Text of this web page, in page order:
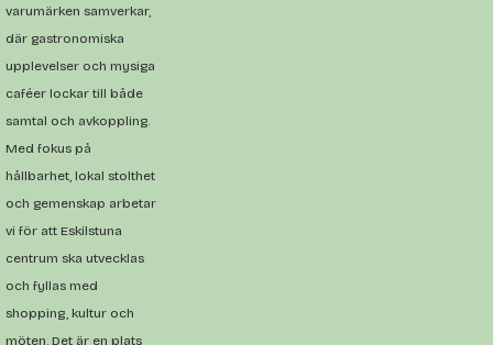
varumärken samverkar,
där gastronomiska
upplevelser och mysiga
caféer lockar till både
samtal och avkoppling.
Med fokus på
hållbarhet, lokal stolthet
och gemenskap arbetar
vi för att Eskilstuna
centrum ska utvecklas
och fyllas med
shopping, kultur och
möten. Det är en plats